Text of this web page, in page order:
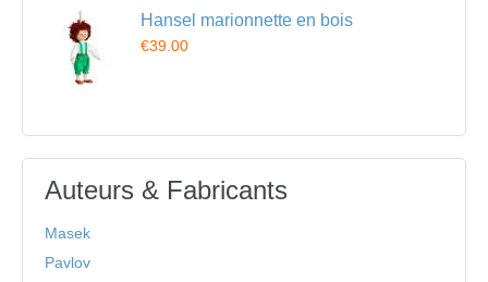
Hansel marionnette en bois
€39.00
Auteurs & Fabricants
Masek
Pavlov